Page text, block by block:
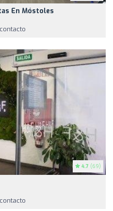
En Móstoles
4.7 (69)